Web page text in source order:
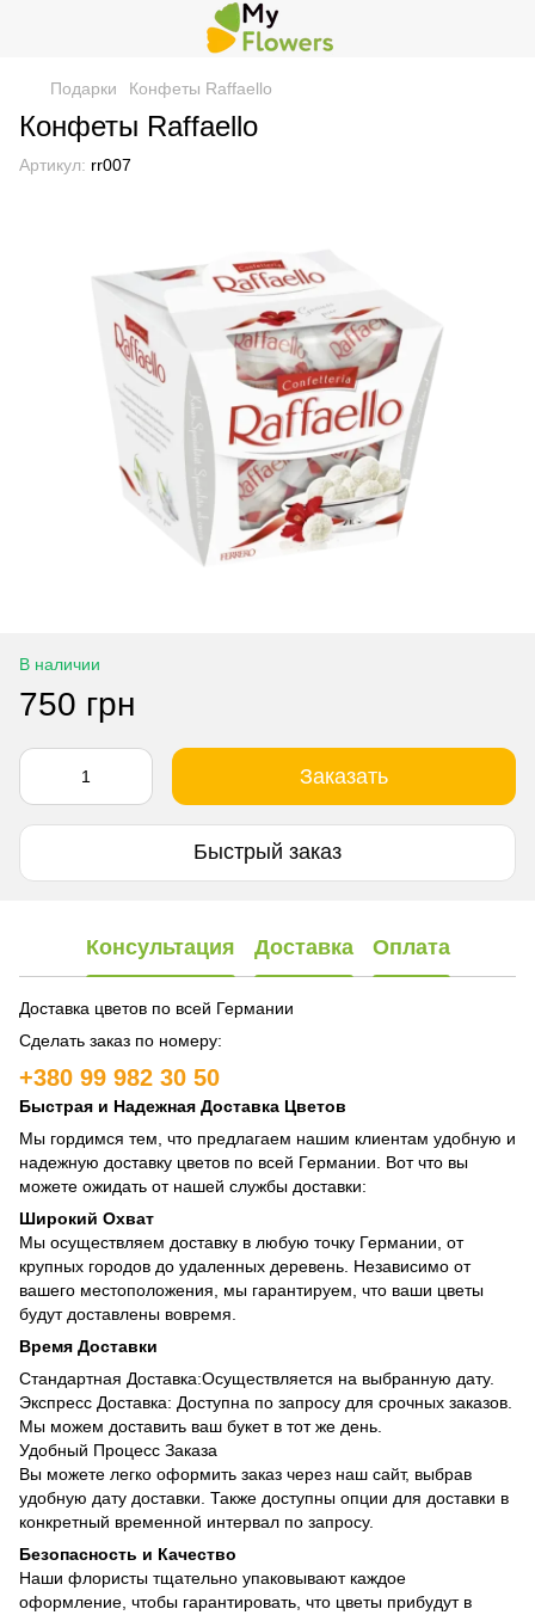
Подарки Конфеты Raffaello
Конфеты Raffaello
Артикул: rr007
В наличии
750 грн
Заказать
Быстрый заказ
Консультация Доставка Оплата
Доставка цветов по всей Германии
Сделать заказ по номеру:
+380 99 982 30 50
Быстрая и Надежная Доставка Цветов
Мы гордимся тем, что предлагаем нашим клиентам удобную и
надежную доставку цветов по всей Германии. Вот что вы
можете ожидать от нашей службы доставки:
Широкий Охват
Мы осуществляем доставку в любую точку Германии, от
крупных городов до удаленных деревень. Независимо от
вашего местоположения, мы гарантируем, что ваши цветы
будут доставлены вовремя.
Время Доставки
Стандартная Доставка:Осуществляется на выбранную дату.
Экспресс Доставка: Доступна по запросу для срочных заказов.
Мы можем доставить ваш букет в тот же день.
Удобный Процесс Заказа
Вы можете легко оформить заказ через наш сайт, выбрав
удобную дату доставки. Также доступны опции для доставки в
конкретный временной интервал по запросу.
Безопасность и Качество
Наши флористы тщательно упаковывают каждое
оформление, чтобы гарантировать, что цветы прибудут в